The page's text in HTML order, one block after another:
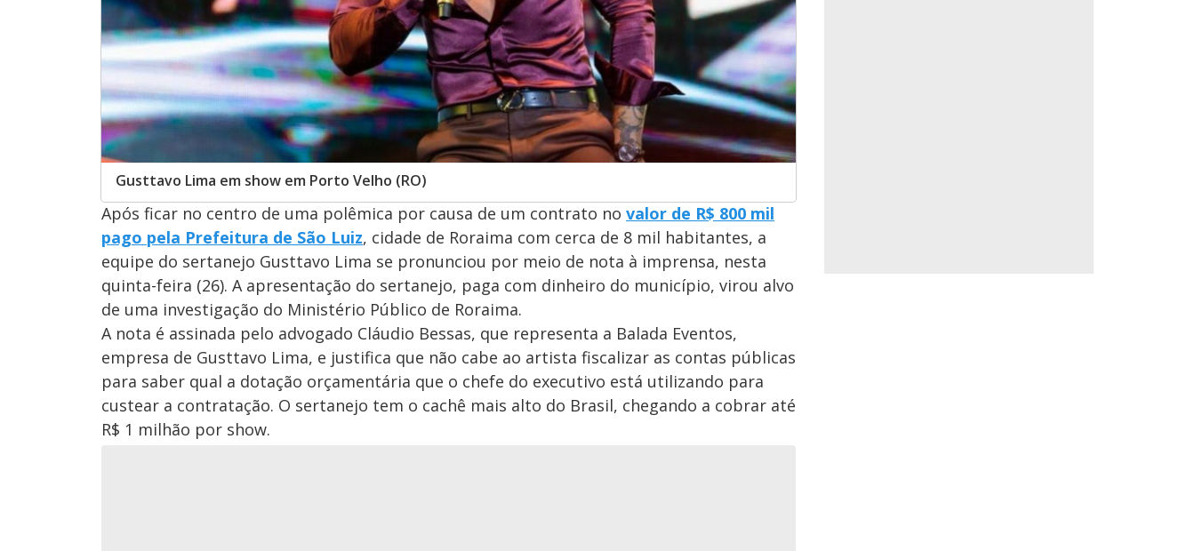
Gusttavo Lima em show em Porto Velho (RO)
Após ficar no centro de uma polêmica por causa de um contrato no valor de R$ 800 mil
pago pela Prefeitura de São Luiz, cidade de Roraima com cerca de 8 mil habitantes, a
equipe do sertanejo Gusttavo Lima se pronunciou por meio de nota à imprensa, nesta
quinta-feira (26). A apresentação do sertanejo, paga com dinheiro do município, virou alvo
de uma investigação do Ministério Público de Roraima.
A nota é assinada pelo advogado Cláudio Bessas, que representa a Balada Eventos,
empresa de Gusttavo Lima, e justifica que não cabe ao artista fiscalizar as contas públicas
para saber qual a dotação orçamentária que o chefe do executivo está utilizando para
custear a contratação. O sertanejo tem o cachê mais alto do Brasil, chegando a cobrar até
R$ 1 milhão por show.